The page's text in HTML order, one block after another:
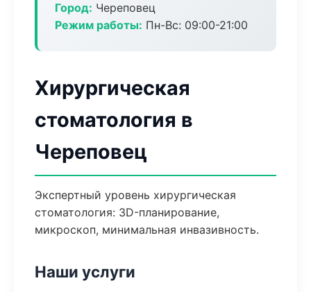
Город: Череповец
Режим работы: Пн-Вс: 09:00-21:00
Хирургическая
стоматология в
Череповец
Экспертный уровень хирургическая
стоматология: 3D-планирование,
микроскоп, минимальная инвазивность.
Наши услуги